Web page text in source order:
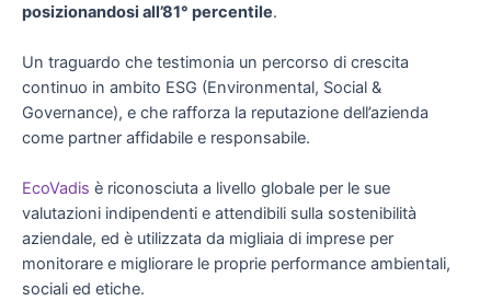
posizionandosi all’81° percentile.
Un traguardo che testimonia un percorso di crescita
continuo in ambito ESG (Environmental, Social &
Governance), e che rafforza la reputazione dell’azienda
come partner affidabile e responsabile.
EcoVadis è riconosciuta a livello globale per le sue
valutazioni indipendenti e attendibili sulla sostenibilità
aziendale, ed è utilizzata da migliaia di imprese per
monitorare e migliorare le proprie performance ambientali,
sociali ed etiche.